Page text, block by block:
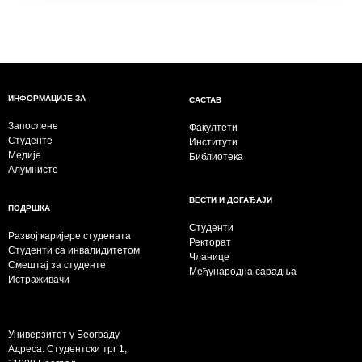
ИНФОРМАЦИЈЕ ЗА
Запослене
Студенте
Медије
Алумнисте
САСТАВ
Факултети
Институти
Библиотека
ПОДРШКА
Развој каријере студената
Студенти са инвалидитетом
Смештај за студенте
Истраживачи
ВЕСТИ И ДОГАЂАЈИ
Студенти
Ректорат
Чланице
Међународна сарадња
Универзитет у Београду
Адреса: Студентски трг 1,